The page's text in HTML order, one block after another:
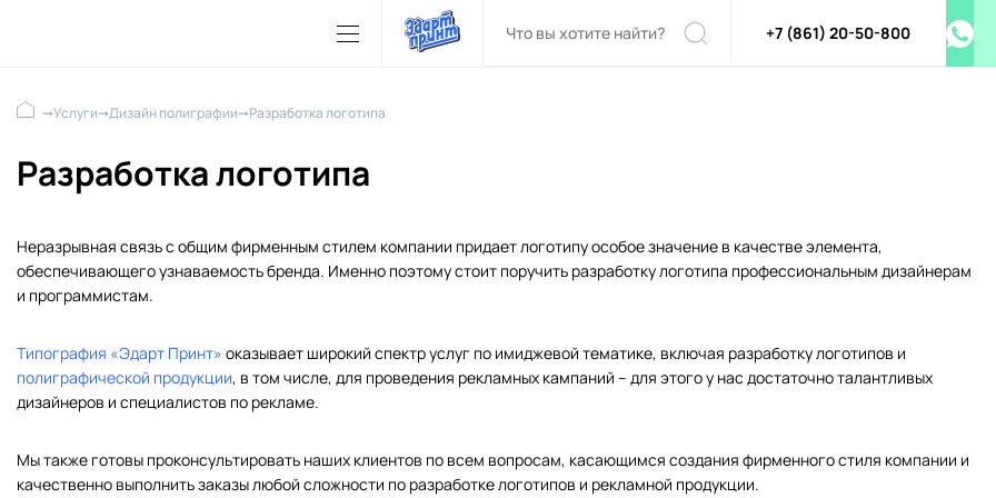
+7 (861) 20-50-800
➞Услуги➞Дизайн полиграфии➞Разработка логотипа
Разработка логотипа
Неразрывная связь с общим фирменным стилем компании придает логотипу особое значение в качестве элемента,
обеспечивающего узнаваемость бренда. Именно поэтому стоит поручить разработку логотипа профессиональным дизайнерам
и программистам.
Типография «Эдарт Принт» оказывает широкий спектр услуг по имиджевой тематике, включая разработку логотипов и
полиграфической продукции, в том числе, для проведения рекламных кампаний – для этого у нас достаточно талантливых
дизайнеров и специалистов по рекламе.
Мы также готовы проконсультировать наших клиентов по всем вопросам, касающимся создания фирменного стиля компании и
качественно выполнить заказы любой сложности по разработке логотипов и рекламной продукции.